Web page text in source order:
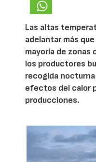
Las altas
adelantar más
mayoría de zonas
los productores
recogida
efectos del calor
producciones.